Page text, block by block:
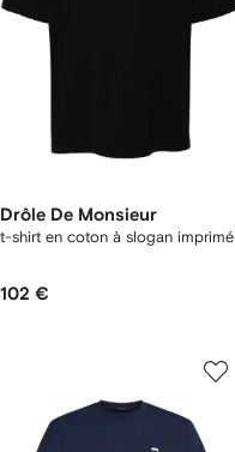
Drôle De Monsieur
t-shirt en coton à slogan imprimé
102 €